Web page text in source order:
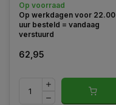
Op voorraad
Op werkdagen voor 22.00
uur besteld = vandaag
verstuurd
62,95